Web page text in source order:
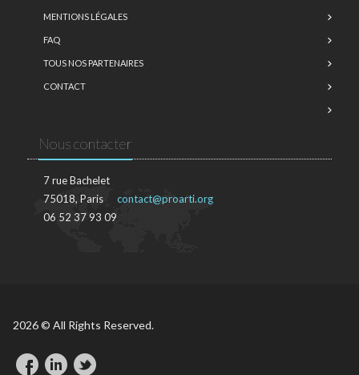
MENTIONS LÉGALES
FAQ
TOUS NOS PARTENAIRES
CONTACT
Nous contacter
7 rue Bachelet
75018, Paris
06 52 37 93 09
contact@proarti.org
2026 © All Rights Reserved.